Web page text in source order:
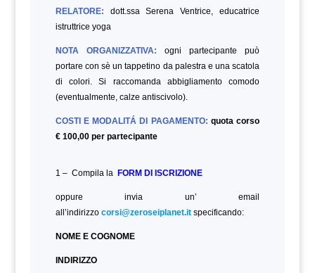
RELATORE: dott.ssa Serena Ventrice, educatrice
istruttrice yoga
NOTA ORGANIZZATIVA: ogni partecipante può
portare con sè un tappetino da palestra e una scatola
di colori. Si raccomanda abbigliamento comodo
(eventualmente, calze antiscivolo).
COSTI E MODALITÁ DI PAGAMENTO: quota corso
€ 100,00 per partecipante
1 – Compila la FORM DI ISCRIZIONE
oppure invia un’ email
all’indirizzo corsi@zeroseiplanet.itspecificando:
NOME E COGNOME
INDIRIZZO